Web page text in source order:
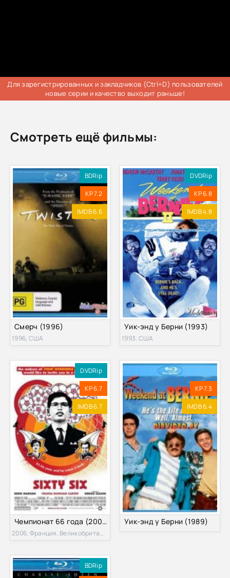
Для зарегистрированных и закладчиков (Ctrl+D) пользователей
новые серии и качество выходит раньше!
Смотреть ещё фильмы:
BDRip
KP 7.2
IMDB 6.6
Смерч (1996)
1996, США
DVDRip
KP 6.8
IMDB 4.8
Уик-энд у Берни (1993)
1993, США
DVDRip
KP 6.7
IMDB 6.7
Чемпионат 66 года (2006)
2006, Франция, Великобритания
KP 7.3
IMDB 6.4
Уик-энд у Берни (1989)
BDRip